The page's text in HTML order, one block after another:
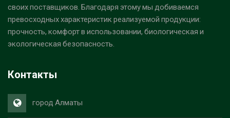
своих поставщиков. Благодаря этому мы добиваемся
превосходных характеристик реализуемой продукции:
прочность, комфорт в использовании, биологическая и
экологическая безопасность.
Контакты
город Алматы